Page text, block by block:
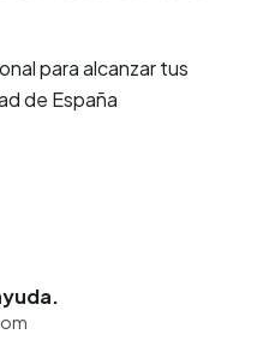
para alcanzar tus
de España